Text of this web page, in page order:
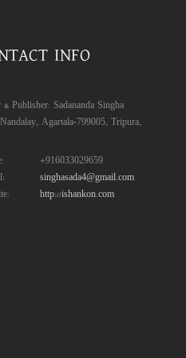
INFO
& Publisher: Sadananda Singha
Agartala-799005, Tripura,
+916033029659
singhasada4@gmail.com
http://ishankon.com